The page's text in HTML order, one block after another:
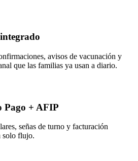
avisos de vacunación y
que las familias ya usan a diario.
Pago + AFIP
señas de turno y facturación
solo flujo.